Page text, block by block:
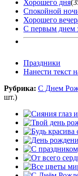
Хорошего дня
Спокойной
Хорошего
С первым днем
Праздники
Нанести текст
Рубрика: С Днем
шт.)